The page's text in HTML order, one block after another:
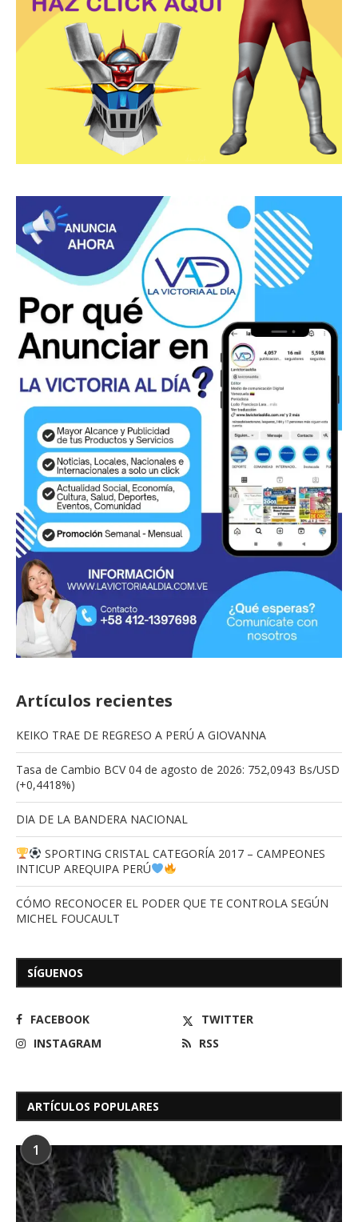
Artículos recientes
KEIKO TRAE DE REGRESO A PERÚ A GIOVANNA
Tasa de Cambio BCV 04 de agosto de 2026: 752,0943 Bs/USD
(+0,4418%)
DIA DE LA BANDERA NACIONAL
SPORTING CRISTAL CATEGORÍA 2017 – CAMPEONES
INTICUP AREQUIPA PERÚ
CÓMO RECONOCER EL PODER QUE TE CONTROLA SEGÚN
MICHEL FOUCAULT
SÍGUENOS
FACEBOOK
TWITTER
INSTAGRAM
RSS
ARTÍCULOS POPULARES
1